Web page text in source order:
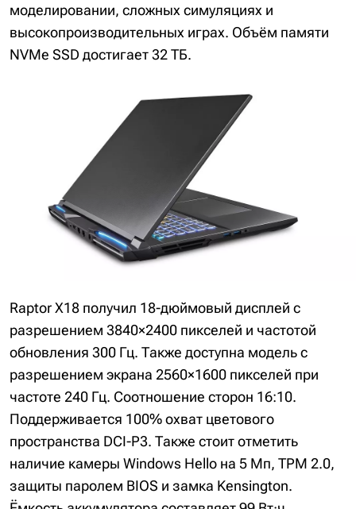
моделировании, сложных симуляциях и
высокопроизводительных играх. Объём памяти
NVMe SSD достигает 32 ТБ.
Raptor X18 получил 18-дюймовый дисплей с
разрешением 3840×2400 пикселей и частотой
обновления 300 Гц. Также доступна модель с
разрешением экрана 2560×1600 пикселей при
частоте 240 Гц. Соотношение сторон 16:10.
Поддерживается 100% охват цветового
пространства DCI-P3. Также стоит отметить
наличие камеры Windows Hello на 5 Мп, TPM 2.0,
защиты паролем BIOS и замка Kensington.